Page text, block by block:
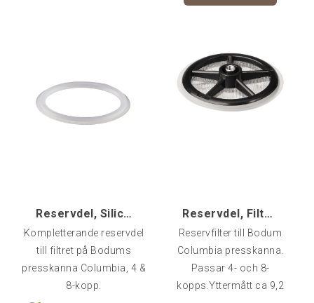
Reservdel, Siliconring till Columbia 4 & 8-kopp
Kompletterande reservdel
till filtret på Bodums
presskanna Columbia, 4 &
8-kopp.
Reservdel, Filter till Columbia 4 & 8-kopp
Reservfilter till Bodum
Columbia presskanna.
Passar 4- och 8-
kopps.Yttermått ca 9,2